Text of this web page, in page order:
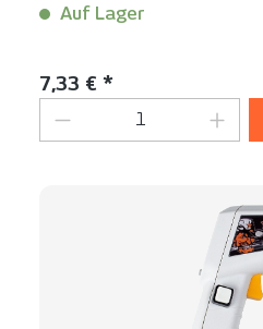
Auf Lager
Regulärer Preis:
7,33 € *
Produkt Anzahl: